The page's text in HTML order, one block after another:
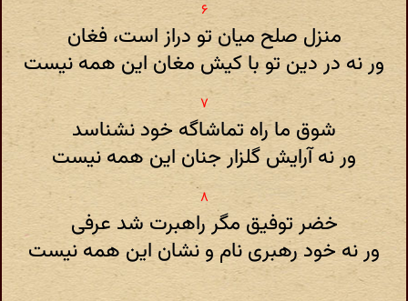
منزل صلح میان تو دراز است، فغان
ور نه در دین تو با کیش مغان این همه نیست
شوق ما راه تماشاگه خود نشناسد
ور نه آرایش گلزار جنان این همه نیست
خضر توفیق مگر راهبرت شد عرفی
ور نه خود رهبری نام و نشان این همه نیست